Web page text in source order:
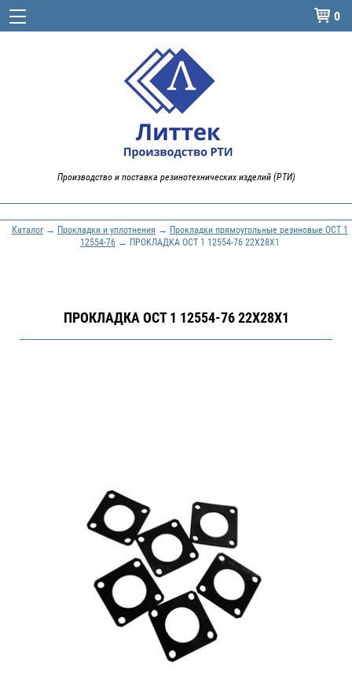
 0
Производство и поставка резинотехнических изделий (РТИ)
Каталог→ Прокладки и уплотнения → Прокладки прямоугольные резиновые ОСТ 1
12554-76 → ПРОКЛАДКА ОСТ 1 12554-76 22X28X1
ПРОКЛАДКА ОСТ 1 12554-76 22X28X1